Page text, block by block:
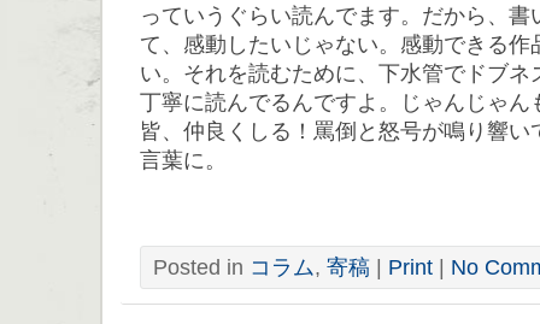
っていうぐらい読んでます。だから、書
て、感動したいじゃない。感動できる作
い。それを読むために、下水管でドブネ
丁寧に読んでるんですよ。じゃんじゃん
皆、仲良くしる！罵倒と怒号が鳴り響
言葉に。
Posted in コラム, 寄稿 Print No